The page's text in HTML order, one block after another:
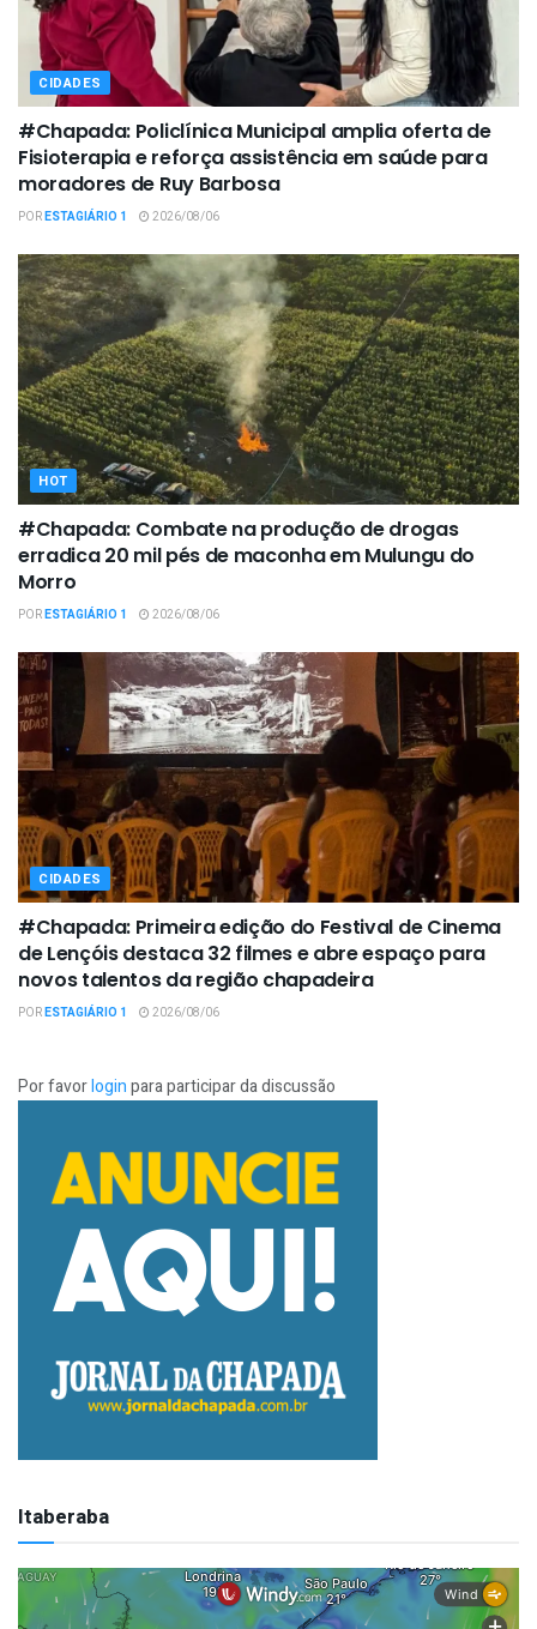
CIDADES
#Chapada: Policlínica Municipal amplia oferta de
Fisioterapia e reforça assistência em saúde para
moradores de Ruy Barbosa
PORESTAGIÁRIO 1 2026/08/06
HOT
#Chapada: Combate na produção de drogas
erradica 20 mil pés de maconha em Mulungu do
Morro
PORESTAGIÁRIO 1 2026/08/06
CIDADES
#Chapada: Primeira edição do Festival de Cinema
de Lençóis destaca 32 filmes e abre espaço para
novos talentos da região chapadeira
PORESTAGIÁRIO 1 2026/08/06
Por favorloginpara participar da discussão
Itaberaba